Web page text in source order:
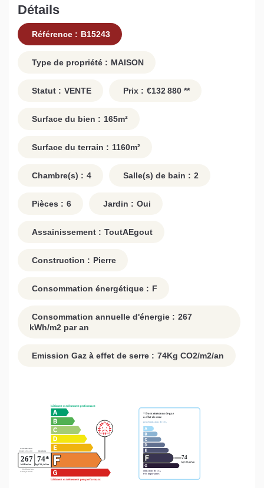
Détails
Référence : B15243
Type de propriété : MAISON
Statut : VENTE Prix : €132 880 **
Surface du bien : 165m²
Surface du terrain : 1160m²
Chambre(s) : 4 Salle(s) de bain : 2
Pièces : 6 Jardin : Oui
Assainissement : ToutAEgout
Construction : Pierre
Consommation énergétique : F
Consommation annuelle d'énergie : 267
kWh/m2 par an
Emission Gaz à effet de serre : 74Kg CO2/m2/an